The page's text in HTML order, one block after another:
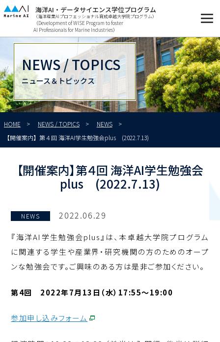
海洋AI・データサイエンス学位プログラム
（海洋産業AIプロフェッショナル育成卓越大学院プログラム）
（Development of WISE Program to foster
AI Professionals for Marine Industries）
NEWS / TOPICS
ニュース＆トピックス
HOME NEWS / TOPICS
NEWS
【開催案内】第４回 海洋AI学生勉強会plus (2022.7.13)
【開催案内】第４回 海洋AI学生勉強会
plus (2022.7.13)
NEWS 2022.06.29
『海洋AI学生勉強会plus』は、本卓越大学院プログラム
に関連する学生や産業界・研究機関の方のためのオープ
ンな勉強会です。ご興味のある方は是非ご参加ください。
第4回 2022年7月13日（水）17:55～19:00
参加申し込みフォーム